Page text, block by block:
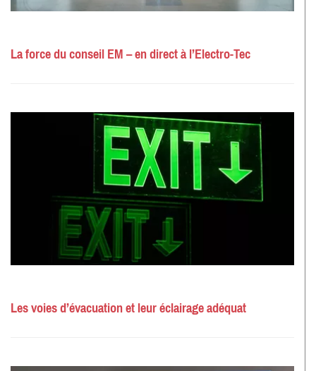
La force du conseil EM – en direct à l’Electro-Tec
Les voies d’évacuation et leur éclairage adéquat